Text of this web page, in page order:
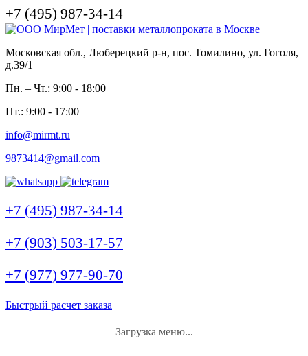
+7 (495) 987-34-14
Московская обл., Люберецкий р-н, пос. Томилино, ул. Гоголя,
д.39/1
Пн. – Чт.: 9:00 - 18:00
Пт.: 9:00 - 17:00
info@mirmt.ru
9873414@gmail.com
+7 (495) 987-34-14
+7 (903) 503-17-57
+7 (977) 977-90-70
Быстрый расчет заказа
Загрузка меню...